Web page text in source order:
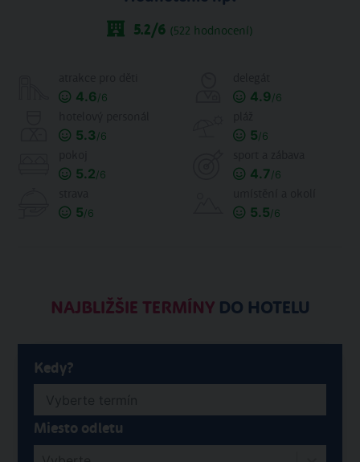
5.2/6 (522 hodnocení)
4.6/6 4.9/6
5.3/6 5/6
5.2/6 4.7/6
5/6 5.5/6
NAJBLIŽŠIE TERMÍNYDO HOTELU
Kedy?
Miesto odletu